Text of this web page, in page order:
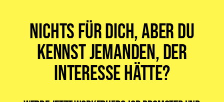
Nichts für dich, aber du
kennst jemanden, der
Interesse hätte?